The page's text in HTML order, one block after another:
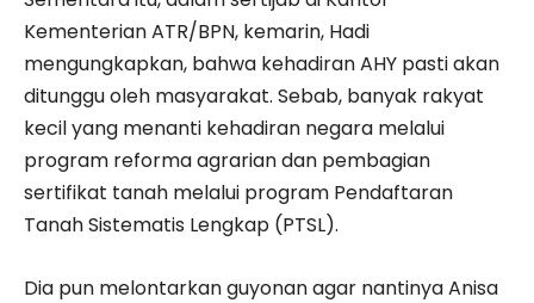
Kementerian ATR/BPN, kemarin, Hadi
mengungkapkan, bahwa kehadiran AHY pasti akan
ditunggu oleh masyarakat. Sebab, banyak rakyat
kecil yang menanti kehadiran negara melalui
program reforma agrarian dan pembagian
sertifikat tanah melalui program Pendaftaran
Tanah Sistematis Lengkap (PTSL).
Dia pun melontarkan guyonan agar nantinya Anisa